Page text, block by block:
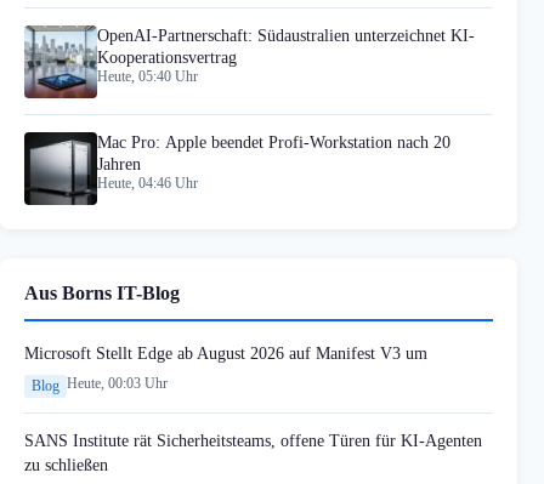
OpenAI-Partnerschaft: Südaustralien unterzeichnet KI-
Kooperationsvertrag
Heute, 05:40 Uhr
Mac Pro: Apple beendet Profi-Workstation nach 20
Jahren
Heute, 04:46 Uhr
Aus Borns IT-Blog
Microsoft Stellt Edge ab August 2026 auf Manifest V3 um
Blog Heute, 00:03 Uhr
SANS Institute rät Sicherheitsteams, offene Türen für KI-Agenten
zu schließen